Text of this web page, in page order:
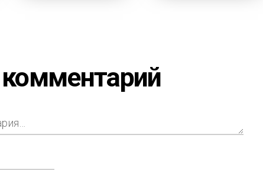
комментарий